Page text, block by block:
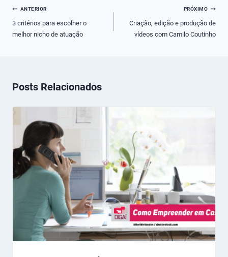
Navegação
de
Post
ANTERIOR
3 critérios para escolher o
melhor nicho de atuação
PRÓXIMO
Criação, edição e produção de
vídeos com Camilo Coutinho
Posts Relacionados